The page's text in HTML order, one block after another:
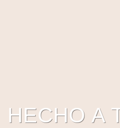
HECHO A